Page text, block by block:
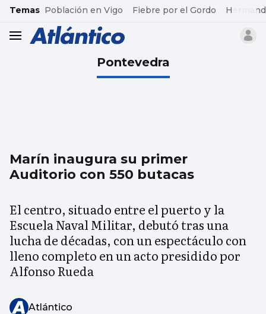
common.go-to-content
Temas Población en Vigo Fiebre por el Gordo
header.menu.open
Pontevedra
Marín inaugura su primer
Auditorio con 550 butacas
El centro, situado entre el puerto y la
Escuela Naval Militar, debutó tras una
lucha de décadas, con un espectáculo con
lleno completo en un acto presidido por
Alfonso Rueda
Atlántico